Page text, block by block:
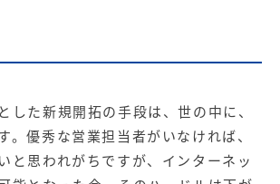
した新規開拓の手段は、世の中に、
。優秀な営業担当者がいなければ、
と思われがちですが、インターネッ